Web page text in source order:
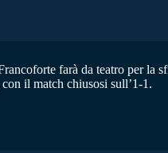
farà da teatro per
il match chiusosi sull’1-1.